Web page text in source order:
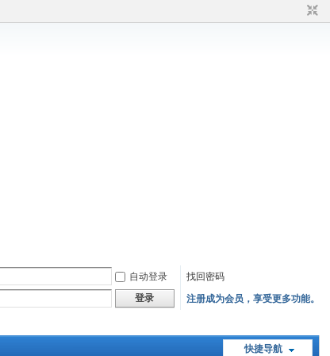
自动登录
找回密码
登录 注册成为会员，享受更多功能。
快捷导航